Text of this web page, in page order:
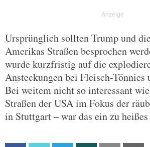
Ursprünglich sollten Trump und
Amerikas Straßen besprochen
wurde kurzfristig auf die
Ansteckungen bei Fleisch-Tönnies
Bei weitem nicht so interessant
Straßen der USA im Fokus der
in Stuttgart – war das ein zu